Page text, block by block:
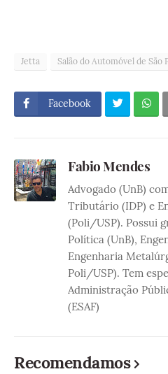
Jetta Salão do Automóvel de São
Facebook
Fabio Mendes
Advogado (UnB)
Tributário (IDP) e
(Poli/USP). Possui
Política (UnB),
Engenharia
Poli/USP). Tem
Administração
(ESAF)
Recomendamos